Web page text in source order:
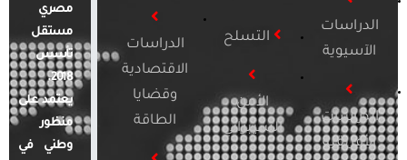
الدراسات
الآسيوية
الدراسات
الأفريقية
التسلح
الأمن
السيبراني
الدراسات
الاقتصادية
وقضايا
الطاقة
مصري
مستقل
تأسس
2018.
يعتمد على
منظور
وطني في